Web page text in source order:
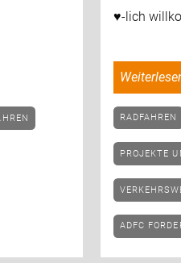
♥-lich
RADFAHREN
PROJEKTE
ADFC